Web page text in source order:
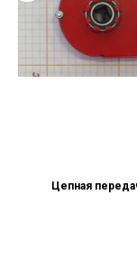
Цепная